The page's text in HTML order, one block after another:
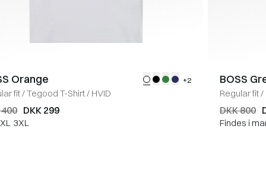
Orange +2
fit/Tegood T-Shirt/ HVID
DKK 299
3XL
BOSS
Regular fit/
DKK 800
Findes i